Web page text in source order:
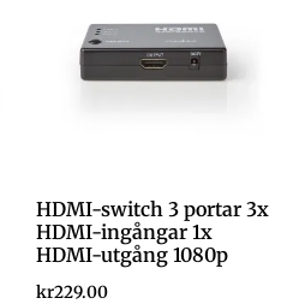
HDMI-switch 3 portar 3x
HDMI-ingångar 1x
HDMI-utgång 1080p
kr229.00